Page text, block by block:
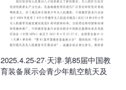
2025.4.25-27·天津·第85届中国教
育装备展示会青少年航空航天及